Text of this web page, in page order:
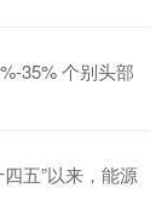
35% 个别头部
五”以来，能源